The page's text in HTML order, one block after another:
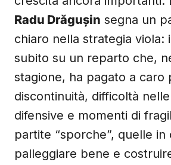
Radu Drăgușin segna un
chiaro nella strategia viola:
subito su un reparto che,
stagione, ha pagato a caro
discontinuità, difficoltà
difensive e momenti di
partite “sporche”, quelle in
palleggiare bene e